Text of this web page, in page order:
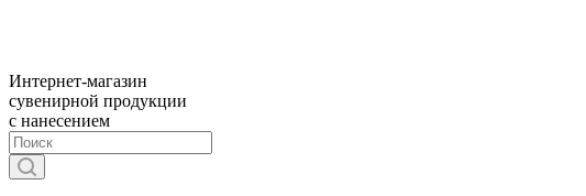
Интернет-магазин
сувенирной продукции
с нанесением